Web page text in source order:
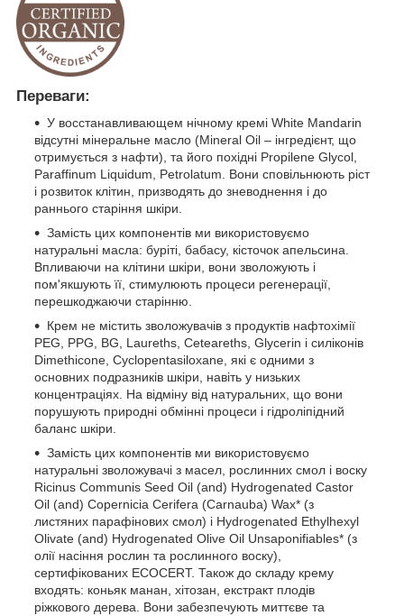
Переваги:
У восстанавливающем нічному кремі White Mandarin
відсутні мінеральне масло (Mineral Oil – інгредієнт, що
отримується з нафти), та його похідні Propilene Glycol,
Paraffinum Liquidum, Petrolatum. Вони сповільнюють ріст
і розвиток клітин, призводять до зневоднення і до
раннього старіння шкіри.
Замість цих компонентів ми використовуємо
натуральні масла: буріті, бабасу, кісточок апельсина.
Впливаючи на клітини шкіри, вони зволожують і
пом'якшують її, стимулюють процеси регенерації,
перешкоджаючи старінню.
Крем не містить зволожувачів з продуктів нафтохімії
PEG, PPG, BG, Laureths, Ceteareths, Glycerin і силіконів
Dimethicone, Cyclopentasiloxane, які є одними з
основних подразників шкіри, навіть у низьких
концентраціях. На відміну від натуральних, що вони
порушують природні обмінні процеси і гідроліпідний
баланс шкіри.
Замість цих компонентів ми використовуємо
натуральні зволожувачі з масел, рослинних смол і воску
Ricinus Communis Seed Oil (and) Hydrogenated Castor
Oil (and) Copernicia Cerifera (Carnauba) Wax* (з
листяних парафінових смол) і Hydrogenated Ethylhexyl
Olivate (and) Hydrogenated Olive Oil Unsaponifiables* (з
олії насіння рослин та рослинного воску),
сертифікованих ECOCERT. Також до складу крему
входять: коньяк манан, хітозан, екстракт плодів
ріжкового дерева. Вони забезпечують миттєве та